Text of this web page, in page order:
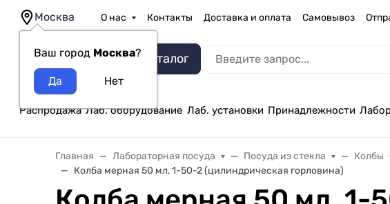
Москва
Ваш город Москва?
О нас Контакты Доставка и оплата Самовывоз
Каталог
Распродажа Лаб. оборудование Лаб. установки Принадлежности
Главная Лабораторная посуда Посуда из стекла Колбы
Колба мерная 50 мл, 1-50-2 (цилиндрическая горловина)